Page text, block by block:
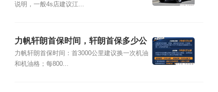
说明，一般4s店建议江...
力帆轩朗首保时间，轩朗首保多少公
里
力帆轩朗首保时间：首3000公里建议换一次机油
和机油格；每800...